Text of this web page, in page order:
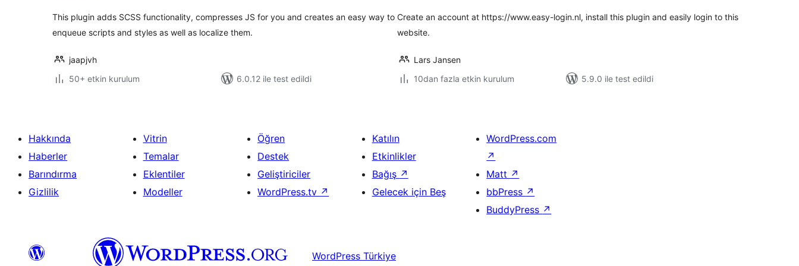
This plugin adds SCSS functionality, compresses JS for you and creates an easy way to
enqueue scripts and styles as well as localize them.
jaapjvh
50+ etkin kurulum
6.0.12 ile test edildi
Create an account at https://www.easy-login.nl, install this plugin and easily login to this
website.
Lars Jansen
10dan fazla etkin kurulum
5.9.0 ile test edildi
Hakkında
Haberler
Barındırma
Gizlilik
Vitrin
Temalar
Eklentiler
Modeller
Öğren
Destek
Geliştiriciler
WordPress.tv ↗
Katılın
Etkinlikler
Bağış ↗
Gelecek için Beş
WordPress.com
↗
Matt ↗
bbPress ↗
BuddyPress ↗
WordPress Türkiye